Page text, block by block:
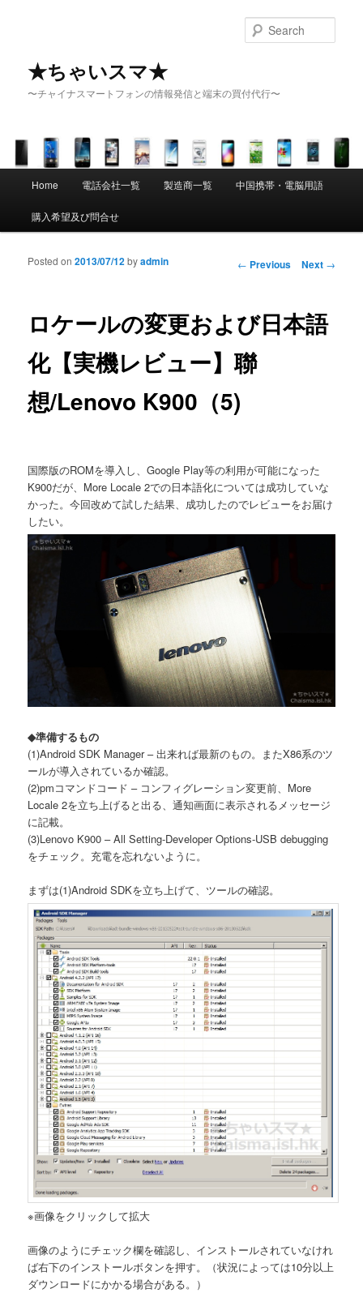
★ちゃいスマ★
〜チャイナスマートフォンの情報発信と端末の買付代行〜
Skip to primary content
Skip to secondary content
Home 電話会社一覧 製造商一覧 中国携帯・電脳用語
購入希望及び問合せ
Post navigation
← Previous Next →
ロケールの変更および日本語
化【実機レビュー】聯
想/Lenovo K900（5)
Posted on2013/07/12byadmin
国際版のROMを導入し、Google Play等の利用が可能になった
K900だが、More Locale 2での日本語化については成功していな
かった。今回改めて試した結果、成功したのでレビューをお届け
したい。
◆準備するもの
(1)Android SDK Manager – 出来れば最新のもの。またX86系のツ
ールが導入されているか確認。
(2)pmコマンドコード – コンフィグレーション変更前、More
Locale 2を立ち上げると出る、通知画面に表示されるメッセージ
に記載。
(3)Lenovo K900 – All Setting-Developer Options-USB debugging
をチェック。充電を忘れないように。
まずは(1)Android SDKを立ち上げて、ツールの確認。
※画像をクリックして拡大
画像のようにチェック欄を確認し、インストールされていなけれ
ば右下のインストールボタンを押す。（状況によっては10分以上
ダウンロードにかかる場合がある。）